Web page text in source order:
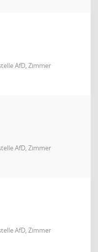
AfD, Zimmer
AfD, Zimmer
AfD, Zimmer